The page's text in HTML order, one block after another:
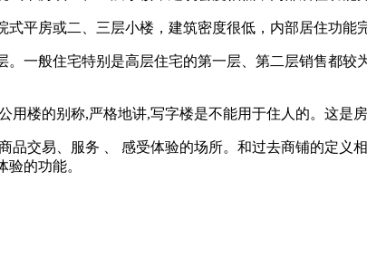
式平房或二、三层小楼，建筑密度很低，内部居住功能
。一般住宅特别是高层住宅的第一层、第二层销售都
用楼的别称,严格地讲,写字楼是不能用于住人的。这是
品交易、服务 、 感受体验的场所。和过去商铺的定
的功能。